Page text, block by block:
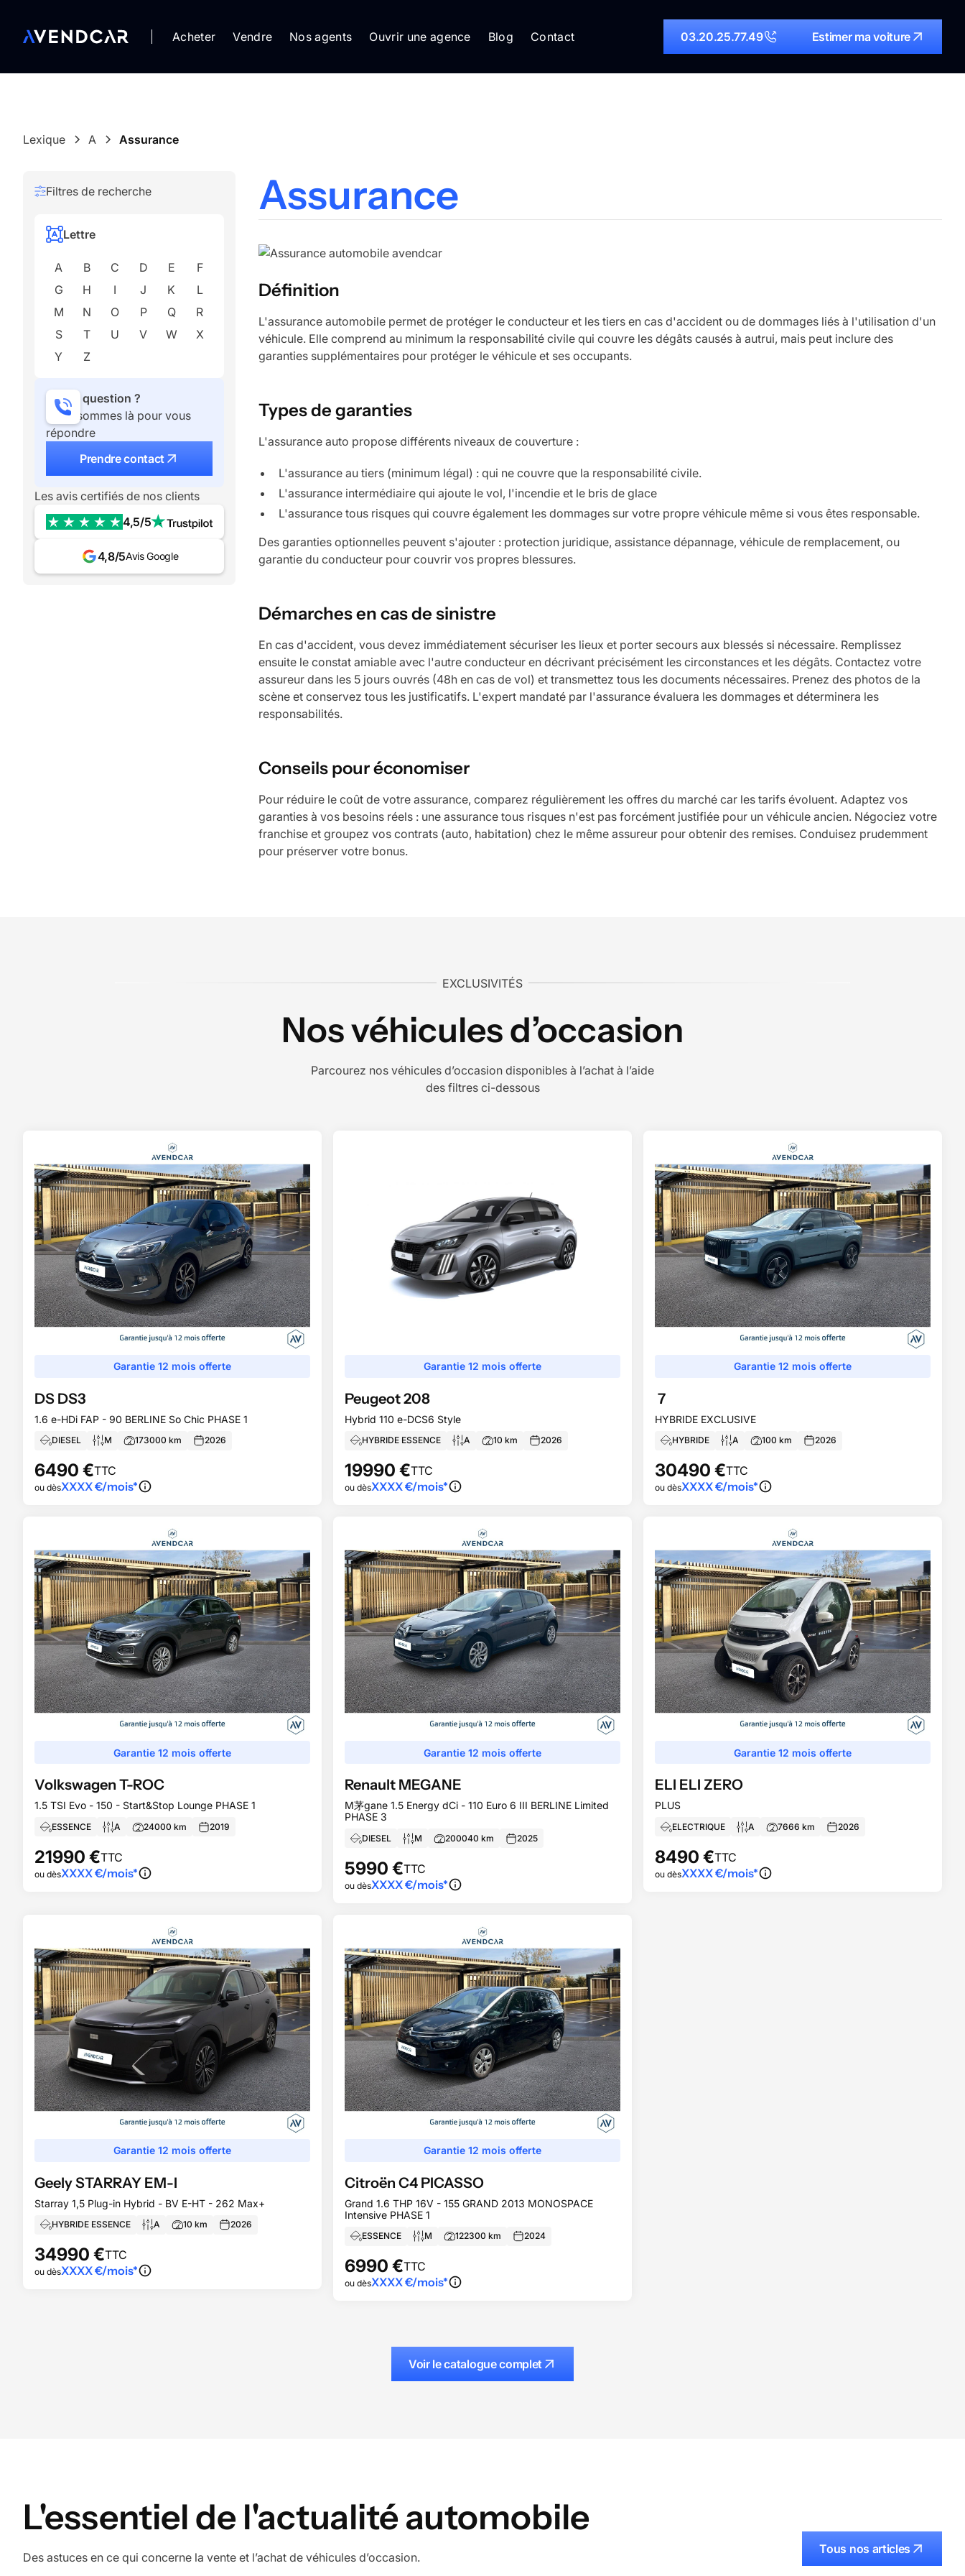
Acheter Vendre Nos agents Ouvrir une agence Blog Contact 03.20.25.77.49 Estimer ma voiture
Lexique A Assurance
Filtres de recherche
Lettre
A B C D E
F
G
H I J K
L
M
N O P Q
R
S
T U V W
X
Y
Z
Une question ?
Nous sommes là pour vous
répondre
Prendre contact
Les avis certifiés de nos clients
4,5/5
4,8/5Avis Google
Assurance
Définition
L'assurance automobile permet de protéger le conducteur et les tiers en cas d'accident ou de dommages liés à l'utilisation d'un
véhicule. Elle comprend au minimum la responsabilité civile qui couvre les dégâts causés à autrui, mais peut inclure des
garanties supplémentaires pour protéger le véhicule et ses occupants.
Types de garanties
L'assurance auto propose différents niveaux de couverture :
L'assurance au tiers (minimum légal) : qui ne couvre que la responsabilité civile.
L'assurance intermédiaire qui ajoute le vol, l'incendie et le bris de glace
L'assurance tous risques qui couvre également les dommages sur votre propre véhicule même si vous êtes responsable.
Des garanties optionnelles peuvent s'ajouter : protection juridique, assistance dépannage, véhicule de remplacement, ou
garantie du conducteur pour couvrir vos propres blessures.
Démarches en cas de sinistre
En cas d'accident, vous devez immédiatement sécuriser les lieux et porter secours aux blessés si nécessaire. Remplissez
ensuite le constat amiable avec l'autre conducteur en décrivant précisément les circonstances et les dégâts. Contactez votre
assureur dans les 5 jours ouvrés (48h en cas de vol) et transmettez tous les documents nécessaires. Prenez des photos de la
scène et conservez tous les justificatifs. L'expert mandaté par l'assurance évaluera les dommages et déterminera les
responsabilités.
Conseils pour économiser
Pour réduire le coût de votre assurance, comparez régulièrement les offres du marché car les tarifs évoluent. Adaptez vos
garanties à vos besoins réels : une assurance tous risques n'est pas forcément justifiée pour un véhicule ancien. Négociez votre
franchise et groupez vos contrats (auto, habitation) chez le même assureur pour obtenir des remises. Conduisez prudemment
pour préserver votre bonus.
EXCLUSIVITÉS
Nos véhicules d’occasion
Parcourez nos véhicules d’occasion disponibles à l’achat à l’aide
des filtres ci-dessous
Garantie 12 mois offerte
DS DS3
1.6 e-HDi FAP - 90 BERLINE So Chic PHASE 1
DIESEL M 173000 km 2026
6490 €TTC
ou dèsXXXX€/mois*
Garantie 12 mois offerte
Peugeot208
Hybrid 110 e-DCS6 Style
HYBRIDE ESSENCE A 10 km 2026
19990 €TTC
ou dèsXXXX€/mois*
Garantie 12 mois offerte
7
HYBRIDE EXCLUSIVE
HYBRIDE A 100 km 2026
30490 €TTC
ou dèsXXXX€/mois*
Garantie 12 mois offerte
Volkswagen T-ROC
1.5 TSI Evo - 150 - Start&Stop Lounge PHASE 1
ESSENCE A 24000 km 2019
21990 €TTC
ou dèsXXXX€/mois*
Garantie 12 mois offerte
Renault MEGANE
M茅gane 1.5 Energy dCi - 110 Euro 6 III BERLINE Limited
PHASE 3
DIESEL M 200040 km 2025
5990 €TTC
ou dèsXXXX€/mois*
Garantie 12 mois offerte
ELI ELI ZERO
PLUS
ELECTRIQUE A 7666 km 2026
8490 €TTC
ou dèsXXXX€/mois*
Garantie 12 mois offerte
GeelySTARRAY EM-I
Starray 1,5 Plug-in Hybrid - BV E-HT - 262 Max+
HYBRIDE ESSENCE A 10 km 2026
34990 €TTC
ou dèsXXXX€/mois*
Garantie 12 mois offerte
Citroën C4 PICASSO
Grand 1.6 THP 16V - 155 GRAND 2013 MONOSPACE
Intensive PHASE 1
ESSENCE M 122300 km 2024
6990 €TTC
ou dèsXXXX€/mois*
Voir le catalogue complet
L'essentiel de l'actualité automobile
Des astuces en ce qui concerne la vente et l’achat de véhicules d’occasion.
Tous nos articles